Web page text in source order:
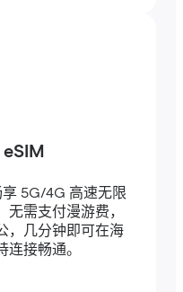
5G/4G 高速无限
需支付漫游费，
，几分钟即可在海
接畅通。